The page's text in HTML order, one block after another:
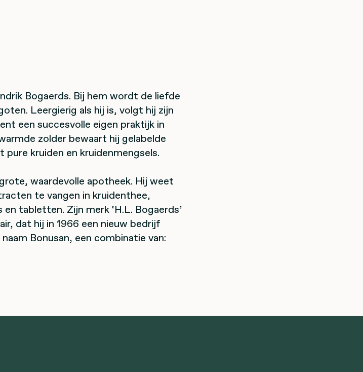
Bogaerds. Bij hem wordt de liefde
Leergierig als hij is, volgt hij zijn
een succesvolle eigen praktijk in
zolder bewaart hij gelabelde
pure kruiden en kruidenmengsels.
waardevolle apotheek. Hij weet
te vangen in kruidenthee,
tabletten. Zijn merk ‘H.L. Bogaerds’
dat hij in 1966 een nieuw bedrijf
Bonusan, een combinatie van: